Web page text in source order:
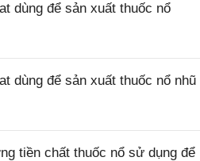
dùng để sản xuất thuốc nổ
dùng để sản xuất thuốc nổ nhũ
tiền chất thuốc nổ sử dụng để